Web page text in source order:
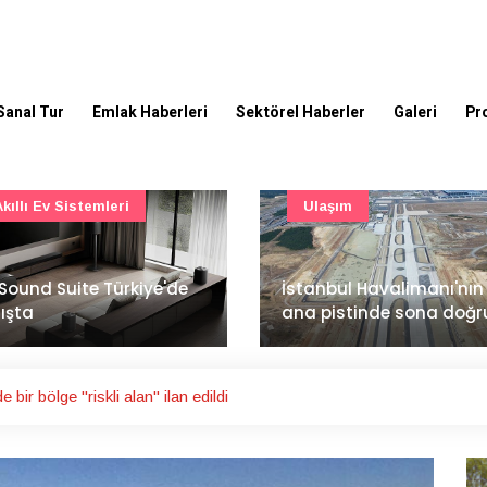
Tur Emlak Haberleri Sektörel Haberler Galeri
Havalimanı'nın 4.
pistinde sona doğru
İzocam'da Metriks
ile akıllı üretim dönemi
başladı
Şirket Haberleri
bir bölge "riskli alan" ilan edildi